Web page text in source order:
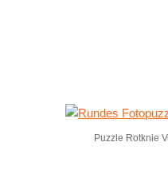
Puzzle Rotknie